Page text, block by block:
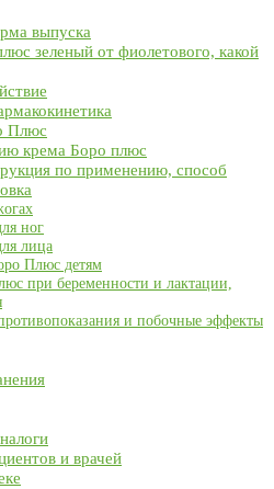
выпуска
зеленый от фиолетового, какой
Плюс
крема Боро плюс
по применению, способ
ног
лица
Плюс детям
при беременности и лактации,
и побочные эффекты
и врачей